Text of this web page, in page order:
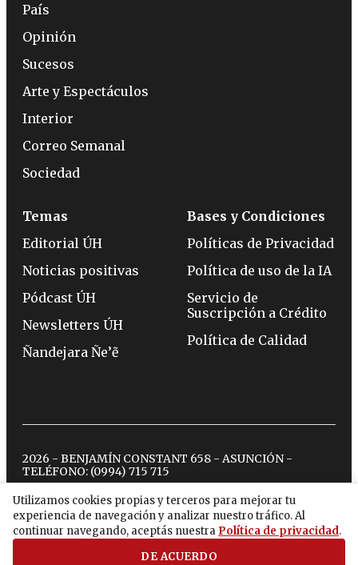
Utilizamos cookies propias y terceros para mejorar tu
experiencia de navegación y analizar nuestro tráfico. Al
continuar navegando, aceptás nuestra Política de privacidad.
DE ACUERDO
País
Opinión
Sucesos
Arte y Espectáculos
Interior
Correo Semanal
Sociedad
Temas
Editorial ÚH
Noticias positivas
Pódcast ÚH
Newsletters ÚH
Ñandejara Ñe’ẽ
Bases y Condiciones
Políticas de Privacidad
Política de uso de la IA
Servicio de
Suscripción a Crédito
Política de Calidad
2026 - BENJAMÍN CONSTANT 658 - ASUNCIÓN -
TELÉFONO: (0994) 715 715
twitterinstagram
facebook
tiktokyoutubespotify